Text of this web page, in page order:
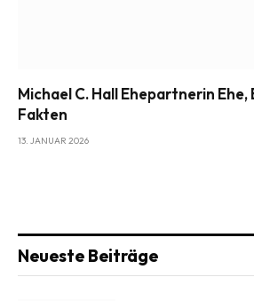
Michael C. Hall Ehepartnerin Ehe,
Fakten
13. JANUAR 2026
Neueste Beiträge